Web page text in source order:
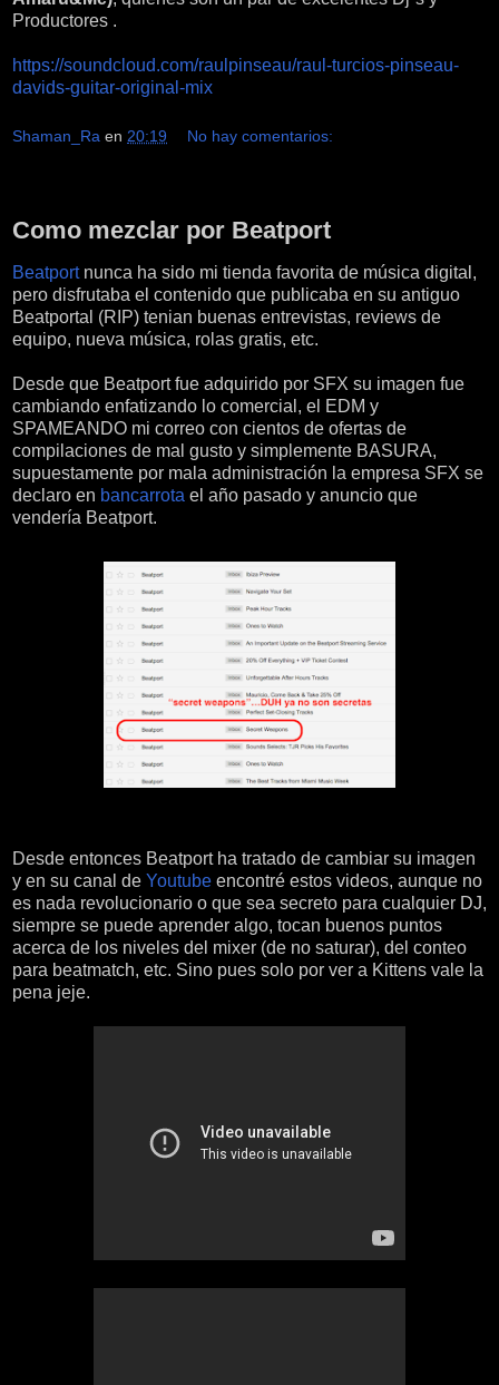
Productores .
https://soundcloud.com/raulpinseau/raul-turcios-pinseau-
davids-guitar-original-mix
Shaman_Ra en 20:19 No hay comentarios:
Como mezclar por Beatport
Beatportnunca ha sido mi tienda favorita de música digital,
pero disfrutaba el contenido que publicaba en su antiguo
Beatportal (RIP) tenian buenas entrevistas, reviews de
equipo, nueva música, rolas gratis, etc.
Desde que Beatport fue adquirido por SFX su imagen fue
cambiando enfatizando lo comercial, el EDM y
SPAMEANDO mi correo con cientos de ofertas de
compilaciones de mal gusto y simplemente BASURA,
supuestamente por mala administración la empresa SFX se
declaro en bancarrota el año pasado y anuncio que
vendería Beatport.
Desde entonces Beatport ha tratado de cambiar su imagen
y en su canal de Youtube encontré estos videos, aunque no
es nada revolucionario o que sea secreto para cualquier DJ,
siempre se puede aprender algo, tocan buenos puntos
acerca de los niveles del mixer (de no saturar), del conteo
para beatmatch, etc. Sino pues solo por ver a Kittens vale la
pena jeje.